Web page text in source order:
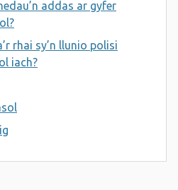
addas ar gyfer
rhai sy’n llunio polisi
iach?